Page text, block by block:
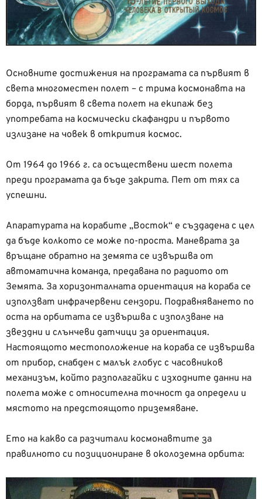
Основните достижения на програмата са първият в
света многоместен полет – с трима космонавта на
борда, първият в света полет на екипаж без
употребата на космически скафандри и първото
излизане на човек в открития космос.
От 1964 до 1966 г. са осъществени шест полета
преди програмата да бъде закрита. Пет от тях са
успешни.
Апаратурата на корабите „Восток“ е създадена с цел
да бъде колкото се може по-проста. Маневрата за
връщане обратно на земята се извършва от
автоматична команда, предавана по радиото от
Земята. За хоризонталната ориентация на кораба се
използват инфрачервени сензори. Подравняването по
оста на орбитата се извършва с използване на
звездни и слънчеви датчици за ориентация.
Настоящото местоположение на кораба се извършва
от прибор, снабден с малък глобус с часовников
механизъм, който разполагайки с изходните данни на
полета може с относителна точност да определи и
мястото на предстоящото приземяване.
Ето на какво са разчитали космонавтите за
правилното си позициониране в околоземна орбита: